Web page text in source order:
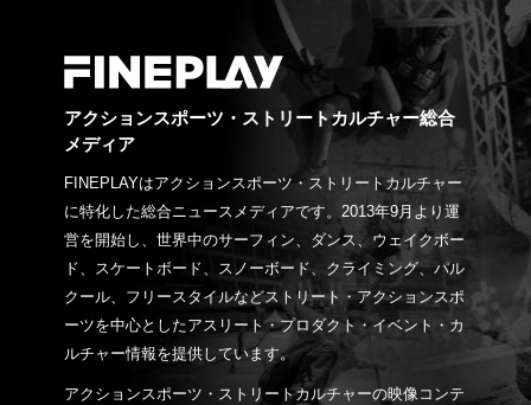
アクションスポーツ・ストリートカルチャー総合
メディア
FINEPLAYはアクションスポーツ・ストリートカルチャー
に特化した総合ニュースメディアです。2013年9月より運
営を開始し、世界中のサーフィン、ダンス、ウェイクボー
ド、スケートボード、スノーボード、クライミング、パル
クール、フリースタイルなどストリート・アクションスポ
ーツを中心としたアスリート・プロダクト・イベント・カ
ルチャー情報を提供しています。
アクションスポーツ・ストリートカルチャーの映像コンテ